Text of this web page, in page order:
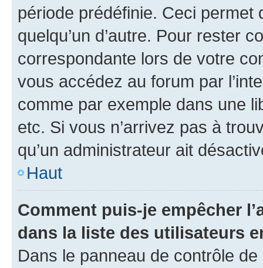
période prédéfinie. Ceci permet
quelqu’un d’autre. Pour rester
correspondante lors de votre
vous accédez au forum par
comme par exemple dans une
etc. Si vous n’arrivez pas à
qu’un administrateur ait
Haut
Comment puis-je empêcher
dans la liste des utilisateurs
Dans le panneau de contrôle